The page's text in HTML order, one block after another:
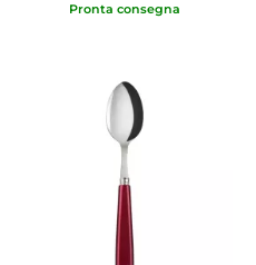
Pronta consegna